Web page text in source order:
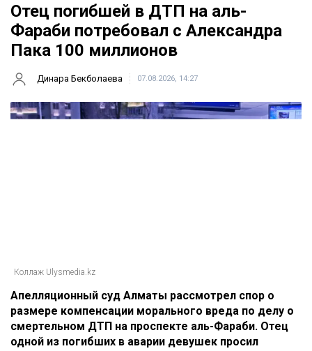
Отец погибшей в ДТП на аль-
Фараби потребовал с Александра
Пака 100 миллионов
Динара Бекболаева 07.08.2026, 14:27
Коллаж Ulysmedia.kz
Апелляционный суд Алматы рассмотрел спор о
размере компенсации морального вреда по делу о
смертельном ДТП на проспекте аль-Фараби. Отец
одной из погибших в аварии девушек просил